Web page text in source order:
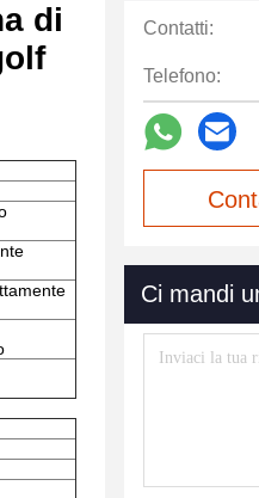
di
Contatti:
Telefono:
Ci mandi